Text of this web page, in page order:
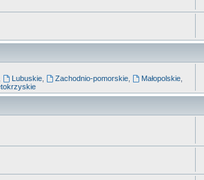
Lubuskie, Zachodnio-pomorskie, Małopolskie,